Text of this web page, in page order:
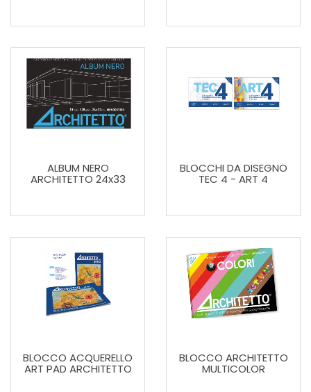
ALBUM NERO
ARCHITETTO 24x33
BLOCCHI DA DISEGNO
TEC 4 - ART 4
BLOCCO ACQUERELLO
ART PAD ARCHITETTO
BLOCCO ARCHITETTO
MULTICOLOR